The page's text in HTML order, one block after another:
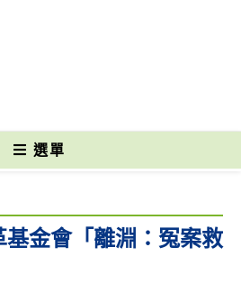
選單
金會「離淵：冤案救